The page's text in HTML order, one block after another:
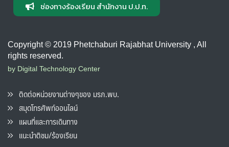
ช่องทางร้องเรียน สำนักงาน ป.ป.ท.
Copyright © 2019 Phetchaburi Rajabhat University , All
rights reserved.
by Digital Technology Center
ติดต่อหน่วยงานต่างๆของ มรภ.พบ.
สมุดโทรศัพท์ออนไลน์
แผนที่และการเดินทาง
แนะนำติชม/ร้องเรียน